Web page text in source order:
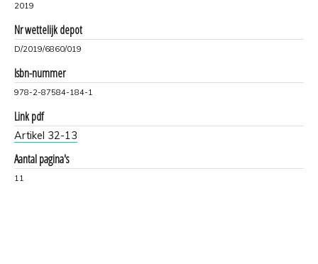
2019
Nr wettelijk depot
D/2019/6860/019
Isbn-nummer
978-2-87584-184-1
Link pdf
Artikel 32-13
Aantal pagina's
11